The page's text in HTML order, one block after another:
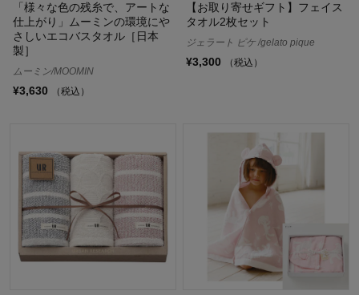
「様々な色の残糸で、アートな
仕上がり」ムーミンの環境にや
さしいエコバスタオル［日本
製］
ムーミン/MOOMIN
¥3,630 （税込）
【お取り寄せギフト】フェイス
タオル2枚セット
ジェラート ピケ /gelato pique
¥3,300 （税込）